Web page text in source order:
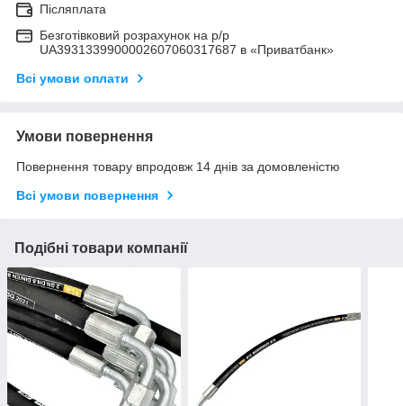
Післяплата
Безготівковий розрахунок на р/р
UA3931339900002607060317687 в «Приватбанк»
Всі умови оплати
Умови повернення
Повернення товару впродовж 14 днів за домовленістю
Всі умови повернення
Подібні товари компанії